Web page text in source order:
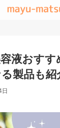
液おすす
製品も紹